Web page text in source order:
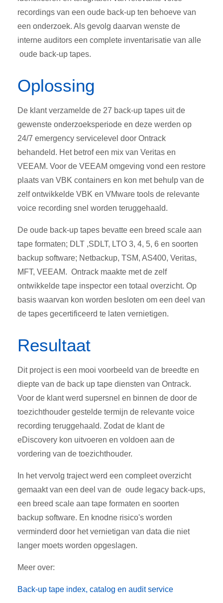
recordings van een oude back-up ten behoeve van
een onderzoek. Als gevolg daarvan wenste de
interne auditors een complete inventarisatie van alle
oude back-up tapes.
Oplossing
De klant verzamelde de 27 back-up tapes uit de
gewenste onderzoeksperiode en deze werden op
24/7 emergency servicelevel door Ontrack
behandeld. Het betrof een mix van Veritas en
VEEAM. Voor de VEEAM omgeving vond een restore
plaats van VBK containers en kon met behulp van de
zelf ontwikkelde VBK en VMware tools de relevante
voice recording snel worden teruggehaald.
De oude back-up tapes bevatte een breed scale aan
tape formaten; DLT ,SDLT, LTO 3, 4, 5, 6 en soorten
backup software; Netbackup, TSM, AS400, Veritas,
MFT, VEEAM. Ontrack maakte met de zelf
ontwikkelde tape inspector een totaal overzicht. Op
basis waarvan kon worden besloten om een deel van
de tapes gecertificeerd te laten vernietigen.
Resultaat
Dit project is een mooi voorbeeld van de breedte en
diepte van de back up tape diensten van Ontrack.
Voor de klant werd supersnel en binnen de door de
toezichthouder gestelde termijn de relevante voice
recording teruggehaald. Zodat de klant de
eDiscovery kon uitvoeren en voldoen aan de
vordering van de toezichthouder.
In het vervolg traject werd een compleet overzicht
gemaakt van een deel van de oude legacy back-ups,
een breed scale aan tape formaten en soorten
backup software. En knodne risico's worden
verminderd door het vernietigan van data die niet
langer moets worden opgeslagen.
Meer over:
Back-up tape index, catalog en audit service